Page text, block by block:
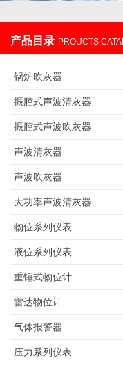
产品目录 PROUCTS
锅炉吹灰器
振腔式声波清灰器
振腔式声波吹灰器
声波清灰器
声波吹灰器
大功率声波清灰器
物位系列仪表
液位系列仪表
重锤式物位计
雷达物位计
气体报警器
压力系列仪表